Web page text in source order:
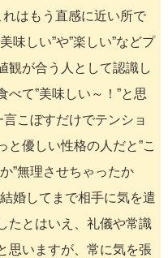
はもう直感に近い所で
味しい”や”楽しい”などプ
観が合う人として認識し
て”美味しい～！”と思
言こぼすだけでテンショ
と優しい性格の人だと”こ
”無理させちゃったか
婚してまで相手に気を遣
たとはいえ、礼儀や常識
思いますが、常に気を張